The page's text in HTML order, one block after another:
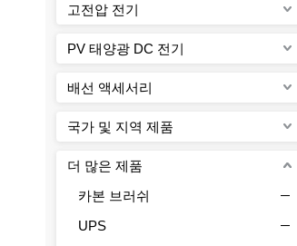
고전압 전기
PV 태양광 DC 전기
배선 액세서리
국가 및 지역 제품
더 많은 제품
카본 브러쉬
UPS